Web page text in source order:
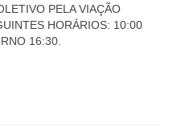
PELA VIAÇÃO
HORÁRIOS: 10:00
16:30.